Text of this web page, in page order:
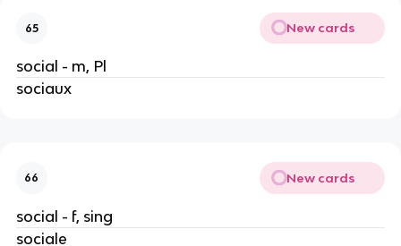
65 New cards
social - m, Pl
sociaux
66 New cards
social - f, sing
sociale